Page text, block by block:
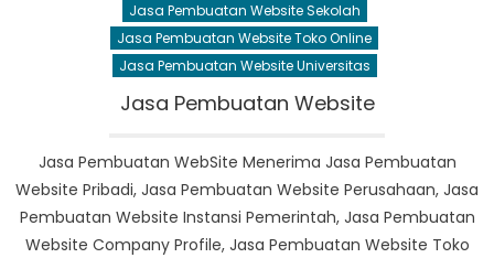
Jasa Pembuatan Website Sekolah
Jasa Pembuatan Website Toko Online
Jasa Pembuatan Website Universitas
Jasa Pembuatan Website
Jasa Pembuatan WebSite Menerima Jasa Pembuatan
Website Pribadi, Jasa Pembuatan Website Perusahaan, Jasa
Pembuatan Website Instansi Pemerintah, Jasa Pembuatan
Website Company Profile, Jasa Pembuatan Website Toko